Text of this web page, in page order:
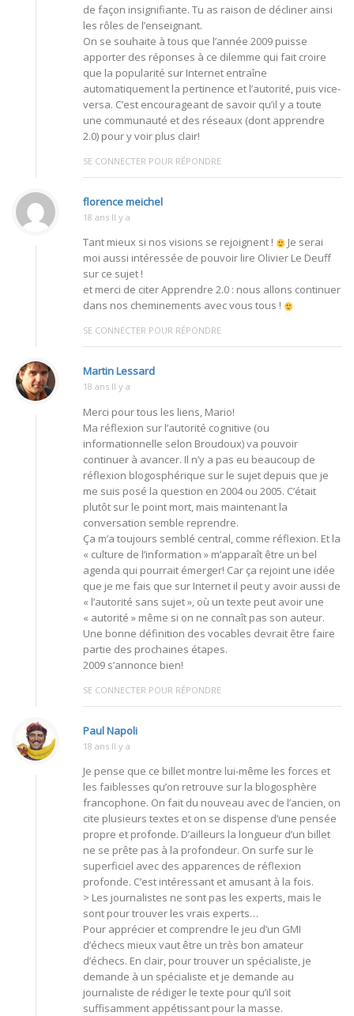
de façon insignifiante. Tu as raison de décliner ainsi
les rôles de l’enseignant.
On se souhaite à tous que l’année 2009 puisse
apporter des réponses à ce dilemme qui fait croire
que la popularité sur Internet entraîne
automatiquement la pertinence et l’autorité, puis vice-
versa. C’est encourageant de savoir qu’il y a toute
une communauté et des réseaux (dont apprendre
2.0) pour y voir plus clair!
SE CONNECTER POUR RÉPONDRE
florence meichel
18 ans Il y a
Tant mieux si nos visions se rejoignent !
Je serai
moi aussi intéressée de pouvoir lire Olivier Le Deuff
sur ce sujet !
et merci de citer Apprendre 2.0 : nous allons continuer
dans nos cheminements avec vous tous !
SE CONNECTER POUR RÉPONDRE
Martin Lessard
18 ans Il y a
Merci pour tous les liens, Mario!
Ma réflexion sur l’autorité cognitive (ou
informationnelle selon Broudoux) va pouvoir
continuer à avancer. Il n’y a pas eu beaucoup de
réflexion blogosphérique sur le sujet depuis que je
me suis posé la question en 2004 ou 2005. C’était
plutôt sur le point mort, mais maintenant la
conversation semble reprendre.
Ça m’a toujours semblé central, comme réflexion. Et la
« culture de l’information » m’apparaît être un bel
agenda qui pourrait émerger! Car ça rejoint une idée
que je me fais que sur Internet il peut y avoir aussi de
« l’autorité sans sujet », où un texte peut avoir une
« autorité » même si on ne connaît pas son auteur.
Une bonne définition des vocables devrait être faire
partie des prochaines étapes.
2009 s’annonce bien!
SE CONNECTER POUR RÉPONDRE
Paul Napoli
18 ans Il y a
Je pense que ce billet montre lui-même les forces et
les faiblesses qu’on retrouve sur la blogosphère
francophone. On fait du nouveau avec de l’ancien, on
cite plusieurs textes et on se dispense d’une pensée
propre et profonde. D’ailleurs la longueur d’un billet
ne se prête pas à la profondeur. On surfe sur le
superficiel avec des apparences de réflexion
profonde. C’est intéressant et amusant à la fois.
> Les journalistes ne sont pas les experts, mais le
sont pour trouver les vrais experts…
Pour apprécier et comprendre le jeu d’un GMI
d’échecs mieux vaut être un très bon amateur
d’échecs. En clair, pour trouver un spécialiste, je
demande à un spécialiste et je demande au
journaliste de rédiger le texte pour qu’il soit
suffisamment appétissant pour la masse.